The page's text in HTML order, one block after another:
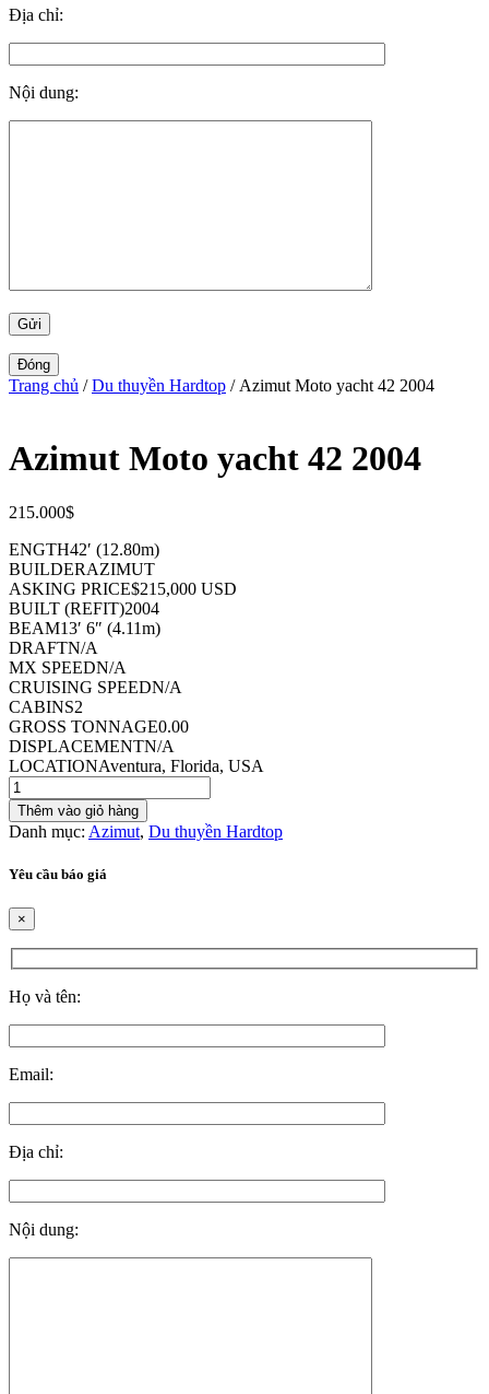
Địa chỉ:
Nội dung:
Đóng
Trang chủ /Du thuyền Hardtop / Azimut Moto yacht 42 2004
Azimut Moto yacht 42 2004
215.000$
ENGTH42′ (12.80m)
BUILDERAZIMUT
ASKING PRICE$215,000 USD
BUILT (REFIT)2004
BEAM13′ 6″ (4.11m)
DRAFTN/A
MX SPEEDN/A
CRUISING SPEEDN/A
CABINS2
GROSS TONNAGE0.00
DISPLACEMENTN/A
LOCATIONAventura, Florida, USA
Azimut
Moto
yacht
42
số
Thêm vào giỏ hàng
Danh mục: Azimut, Du thuyền Hardtop
Yêu cầu báo giá
×
Họ và tên:
Email:
Địa chỉ:
Nội dung: